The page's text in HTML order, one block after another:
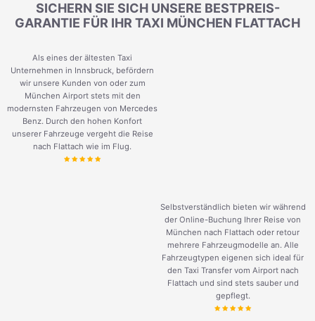
SICHERN SIE SICH UNSERE BESTPREIS-
GARANTIE FÜR IHR TAXI MÜNCHEN FLATTACH
Als eines der ältesten Taxi
Unternehmen in Innsbruck, befördern
wir unsere Kunden von oder zum
München Airport stets mit den
modernsten Fahrzeugen von Mercedes
Benz. Durch den hohen Konfort
unserer Fahrzeuge vergeht die Reise
nach Flattach wie im Flug.
Selbstverständlich bieten wir während
der Online-Buchung Ihrer Reise von
München nach Flattach oder retour
mehrere Fahrzeugmodelle an. Alle
Fahrzeugtypen eigenen sich ideal für
den Taxi Transfer vom Airport nach
Flattach und sind stets sauber und
gepflegt.